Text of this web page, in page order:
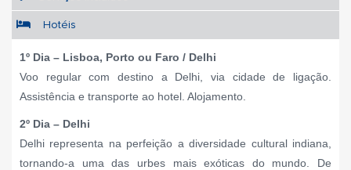
Hotéis
1º Dia – Lisboa, Porto ou Faro / Delhi
Voo regular com destino a Delhi, via cidade de ligação.
Assistência e transporte ao hotel. Alojamento.
2º Dia – Delhi
Delhi representa na perfeição a diversidade cultural indiana,
tornando-a uma das urbes mais exóticas do mundo. De